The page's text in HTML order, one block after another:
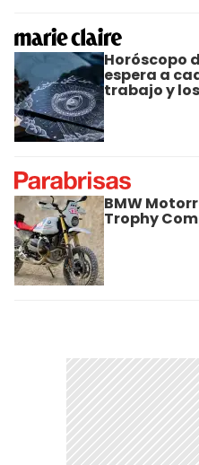
Horóscopo
espera a
trabajo y
BMW
Trophy